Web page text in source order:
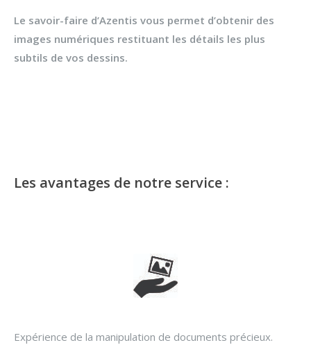
Le savoir-faire d’Azentis vous permet d’obtenir des
images numériques restituant les détails les plus
subtils de vos dessins.
Les avantages de notre service :
Expérience de la manipulation de documents précieux.